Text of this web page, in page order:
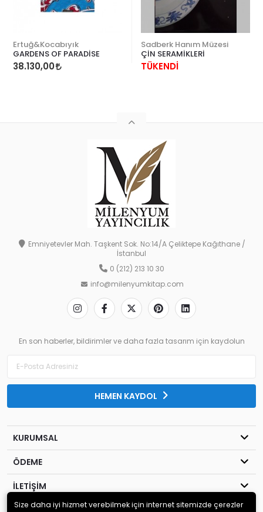
Ertuğ&Kocabıyık
GARDENS OF PARADİSE
38.130,00
Sadberk Hanım Müzesi
ÇİN SERAMİKLERİ
TÜKENDİ
Emniyetevler Mah. Taşkent Sok. No:14/A Çeliktepe Kağıthane /
İstanbul
0 (212) 213 10 30
info@milenyumkitap.com
En son haberler, bildirimler ve daha fazla tasarım için kaydolun
HEMEN KAYDOL
KURUMSAL
ÖDEME
İLETİŞİM
Size daha iyi hizmet verebilmek için internet sitemizde çerezler